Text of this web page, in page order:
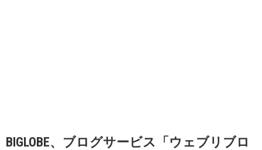
BIGLOBE、ブログサービス「ウェブリブロ